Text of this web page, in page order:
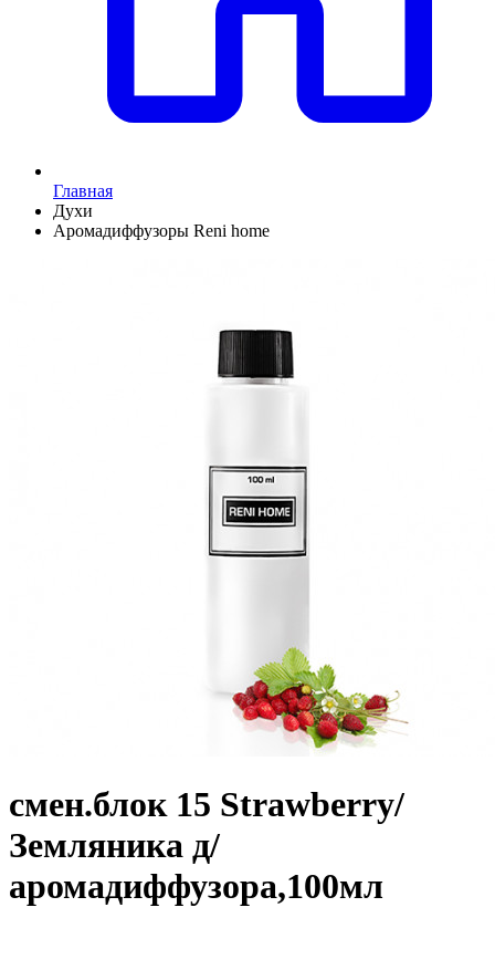
Главная
Духи
Аромадиффузоры Reni home
смен.блок 15 Strawberry/
Земляника д/
аромадиффузора,100мл